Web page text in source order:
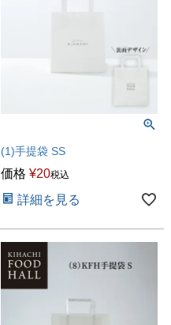
(1)手提袋 SS
価格 ¥20税込
詳細を見る